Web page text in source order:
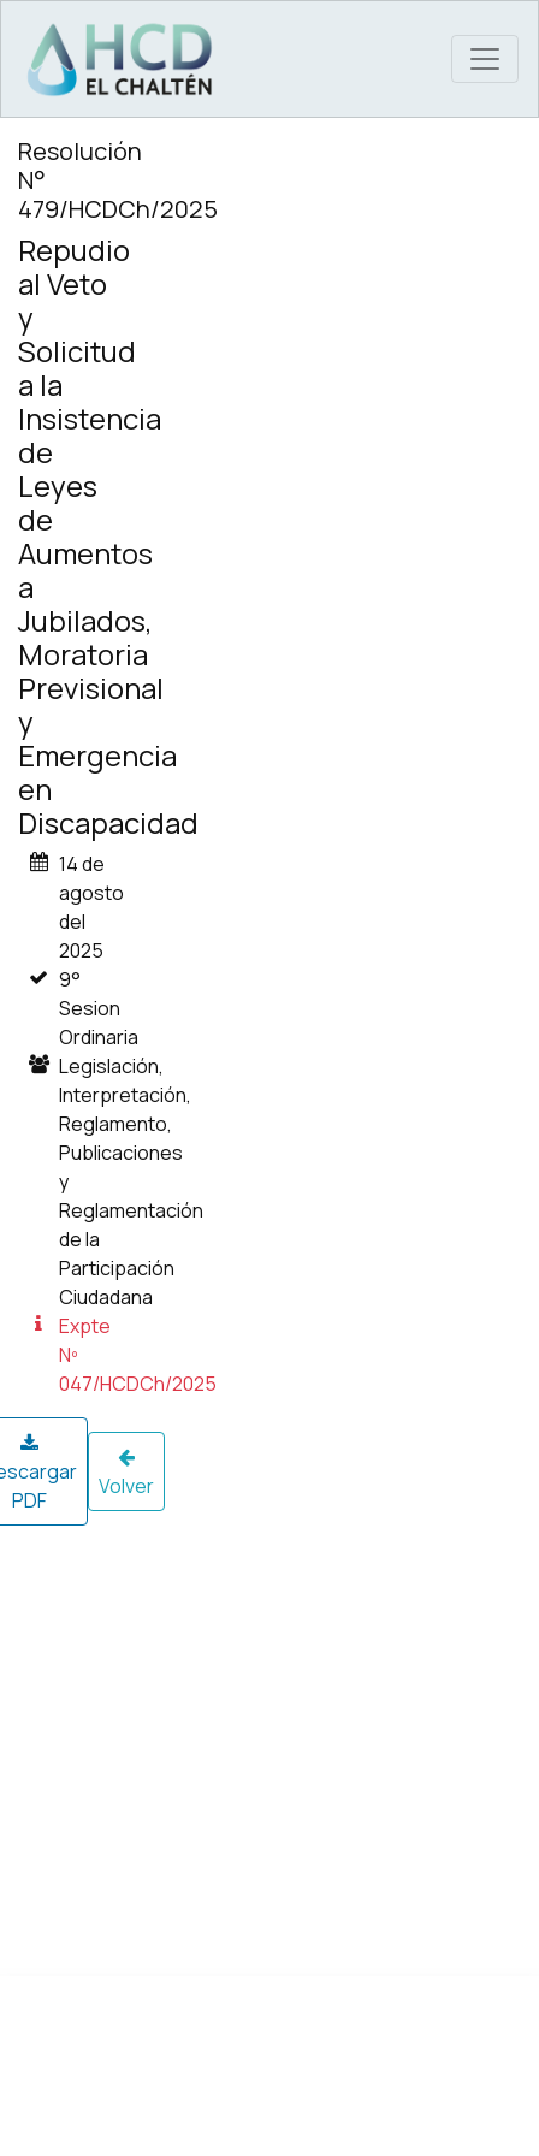
MAIN NAVIGATION
Resolución
N°
479/HCDCh/2025
Repudio
al Veto
y
Solicitud
a la
Insistencia
de
Leyes
de
Aumentos
a
Jubilados,
Moratoria
Previsional
y
Emergencia
en
Discapacidad
14 de
agosto
del
2025
9°
Sesion
Ordinaria
Legislación,
Interpretación,
Reglamento,
Publicaciones
y
Reglamentación
de la
Participación
Ciudadana
Expte
Nº
047/HCDCh/2025
PDF
Volver